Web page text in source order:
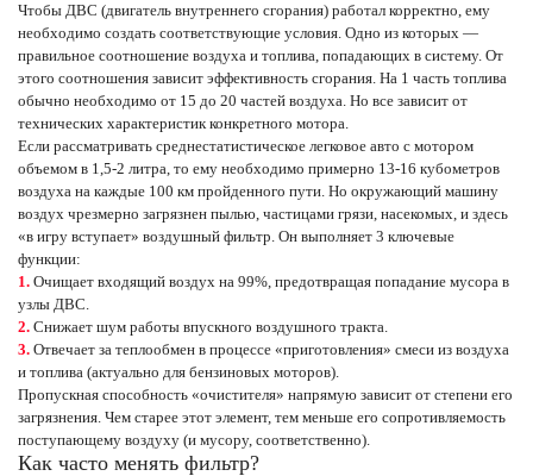
Чтобы ДВС (двигатель внутреннего сгорания) работал корректно, ему
необходимо создать соответствующие условия. Одно из которых —
правильное соотношение воздуха и топлива, попадающих в систему. От
этого соотношения зависит эффективность сгорания. На 1 часть топлива
обычно необходимо от 15 до 20 частей воздуха. Но все зависит от
технических характеристик конкретного мотора.
Если рассматривать среднестатистическое легковое авто с мотором
объемом в 1,5-2 литра, то ему необходимо примерно 13-16 кубометров
воздуха на каждые 100 км пройденного пути. Но окружающий машину
воздух чрезмерно загрязнен пылью, частицами грязи, насекомых, и здесь
«в игру вступает» воздушный фильтр. Он выполняет 3 ключевые
функции:
Очищает входящий воздух на 99%, предотвращая попадание мусора в
узлы ДВС.
Снижает шум работы впускного воздушного тракта.
Отвечает за теплообмен в процессе «приготовления» смеси из воздуха
и топлива (актуально для бензиновых моторов).
Пропускная способность «очистителя» напрямую зависит от степени его
загрязнения. Чем старее этот элемент, тем меньше его сопротивляемость
поступающему воздуху (и мусору, соответственно).
Как часто менять фильтр?